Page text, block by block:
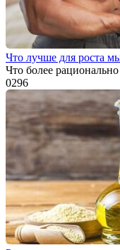
Что лучше для роста
Что более
0296